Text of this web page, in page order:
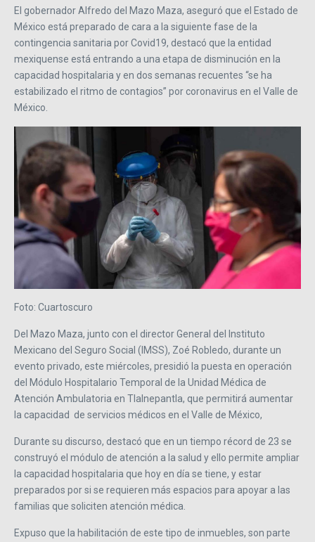
El gobernador Alfredo del Mazo Maza, aseguró que el Estado de
México está preparado de cara a la siguiente fase de la
contingencia sanitaria por Covid19, destacó que la entidad
mexiquense está entrando a una etapa de disminución en la
capacidad hospitalaria y en dos semanas recuentes “se ha
estabilizado el ritmo de contagios” por coronavirus en el Valle de
México.
Foto: Cuartoscuro
Del Mazo Maza, junto con el director General del Instituto
Mexicano del Seguro Social (IMSS), Zoé Robledo, durante un
evento privado, este miércoles, presidió la puesta en operación
del Módulo Hospitalario Temporal de la Unidad Médica de
Atención Ambulatoria en Tlalnepantla, que permitirá aumentar
la capacidad de servicios médicos en el Valle de México,
Durante su discurso, destacó que en un tiempo récord de 23 se
construyó el módulo de atención a la salud y ello permite ampliar
la capacidad hospitalaria que hoy en día se tiene, y estar
preparados por si se requieren más espacios para apoyar a las
familias que soliciten atención médica.
Expuso que la habilitación de este tipo de inmuebles, son parte